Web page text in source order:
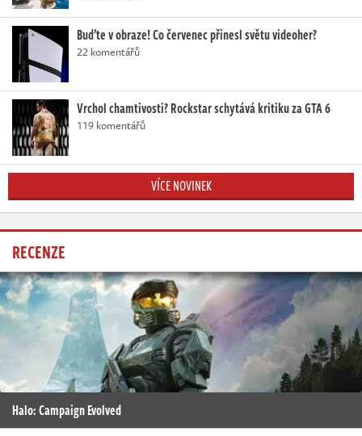
Buďte v obraze! Co červenec přinesl světu videoher?
22 komentářů
Vrchol chamtivosti? Rockstar schytává kritiku za GTA 6
119 komentářů
VÍCE NOVINEK
RECENZE
Halo: Campaign Evolved